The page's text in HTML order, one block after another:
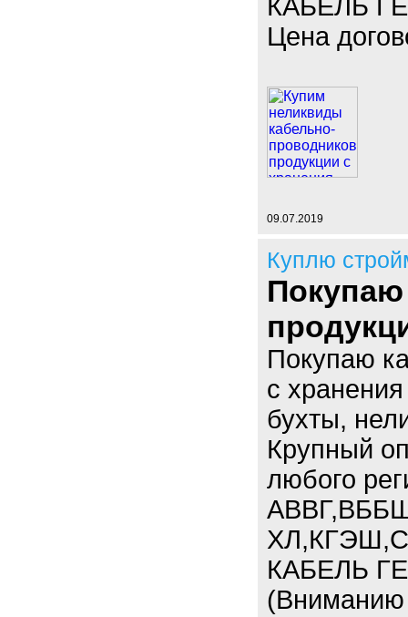
КАБЕЛЬ
Цена
09.07.2019
Куплю
Покупаю
с
бухты,
Крупный
любого
КАБЕЛЬ
(Вниманию